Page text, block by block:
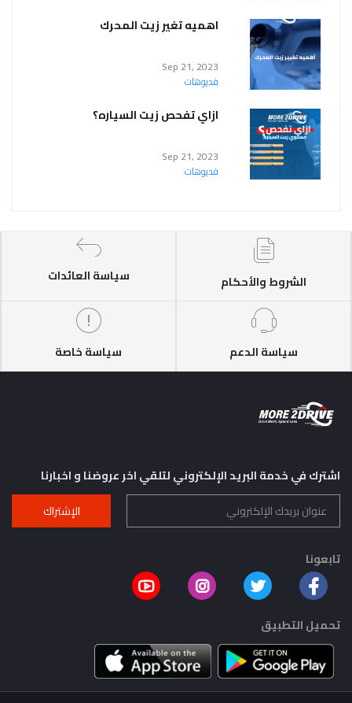
اهميه تغير زيت المحرك
Sep 21, 2023
فديوهات
ازاي تفحص زيت السياره؟
Sep 21, 2023
فديوهات
الشروط والأحكام سياسة العائدات
سياسة الدعم سياسة خاصة
اشترك في خدمة البريد الإلكتروني لتلقي اخر عروضنا و اخبارنا
الإشتراك
تابعونا
تحميل التطبيق